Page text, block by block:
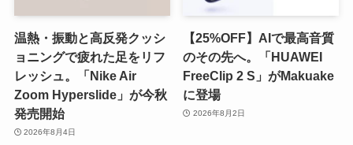
温熱・振動と高反発クッシ
ョニングで疲れた足をリフ
レッシュ。「Nike Air
Zoom Hyperslide」が今秋
発売開始
2026年8月4日
【25%OFF】AIで最高音質
のその先へ。「HUAWEI
FreeClip 2 S」がMakuake
に登場
2026年8月2日